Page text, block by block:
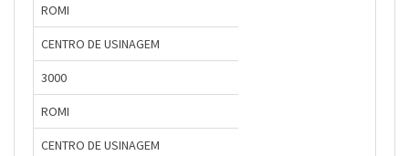
ROMI
CENTRO DE USINAGEM
3000
ROMI
CENTRO DE USINAGEM